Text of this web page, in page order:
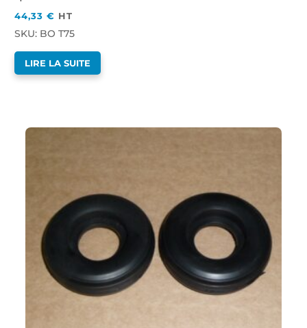
44,33€ HT
SKU: BO T75
LIRE LA SUITE